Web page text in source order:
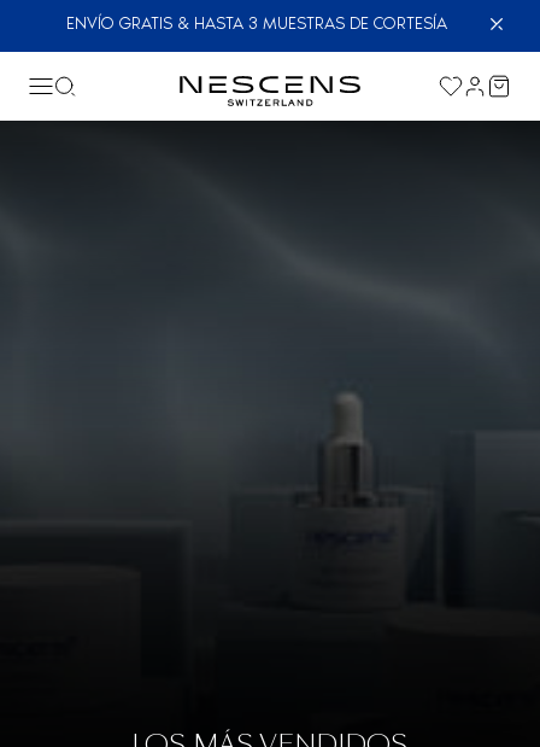
ENVÍO GRATIS & HASTA 3 MUESTRAS DE CORTESÍA